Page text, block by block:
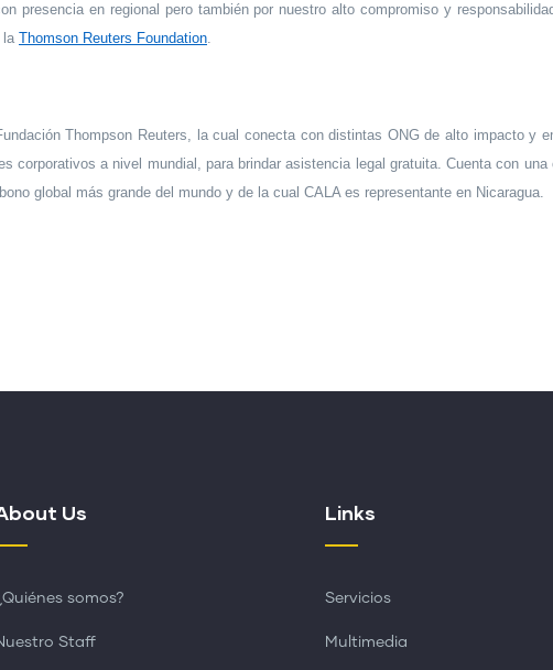
presencia en regional pero también por nuestro alto compromiso y
la Thomson Reuters Foundation.
Thompson Reuters, la cual conecta con distintas ONG de alto impacto y
corporativos a nivel mundial, para brindar asistencia legal gratuita. Cuenta con
global más grande del mundo y de la cual CALA es representante en Nicaragua.
Us
somos?
Staff
Links
Servicios
Multimedia